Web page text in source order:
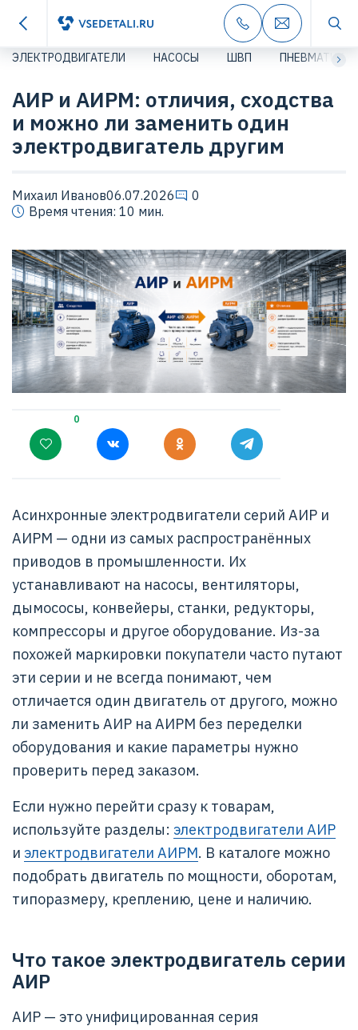
ЭЛЕКТРОДВИГАТЕЛИ НАСОСЫ ШВП ПНЕВМАТИКА
АИР и АИРМ: отличия, сходства
и можно ли заменить один
электродвигатель другим
Михаил Иванов06.07.2026
0
Время чтения: 10 мин.
0
Асинхронные электродвигатели серий АИР и
АИРМ — одни из самых распространённых
приводов в промышленности. Их
устанавливают на насосы, вентиляторы,
дымососы, конвейеры, станки, редукторы,
компрессоры и другое оборудование. Из-за
похожей маркировки покупатели часто путают
эти серии и не всегда понимают, чем
отличается один двигатель от другого, можно
ли заменить АИР на АИРМ без переделки
оборудования и какие параметры нужно
проверить перед заказом.
Если нужно перейти сразу к товарам,
используйте разделы: электродвигатели АИР
и электродвигатели АИРМ. В каталоге можно
подобрать двигатель по мощности, оборотам,
типоразмеру, креплению, цене и наличию.
Что такое электродвигатель серии
АИР
АИР — это унифицированная серия